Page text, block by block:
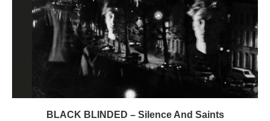
BLACK BLINDED – Silence And Saints